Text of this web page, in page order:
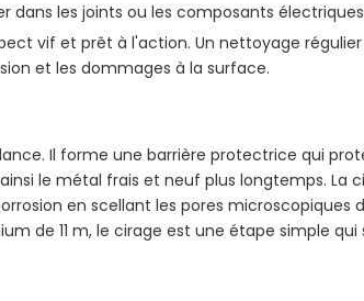
dans les joints ou les composants
vif et prêt à l'action. Un nettoyage
et les dommages à la surface.
Il forme une barrière protectrice qui
le métal frais et neuf plus longtemps.
en scellant les pores microscopiques
de 11 m, le cirage est une étape simple qui